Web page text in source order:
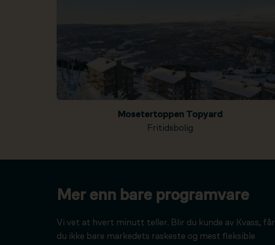
Mosetertoppen Topyard
Fritidsbolig
Mer enn bare programvare
Vi vet at hvert minutt teller. Blir du kunde av Kvass, får
du ikke bare markedets raskeste og mest fleksible